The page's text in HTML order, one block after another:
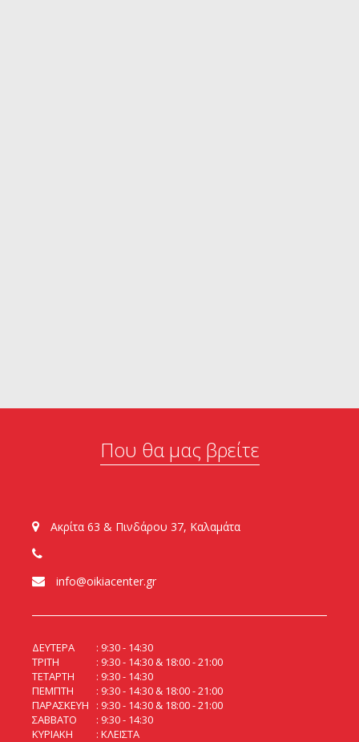
Που θα μας βρείτε
Ακρίτα 63 & Πινδάρου 37, Καλαμάτα
info@oikiacenter.gr
ΔΕΥΤΕΡΑ
9:30 - 14:30
ΤΡΙΤΗ
9:30 - 14:30 & 18:00 - 21:00
ΤΕΤΑΡΤΗ
9:30 - 14:30
ΠΕΜΠΤΗ
9:30 - 14:30 & 18:00 - 21:00
ΠΑΡΑΣΚΕΥΗ
9:30 - 14:30 & 18:00 - 21:00
ΣΑΒΒΑΤΟ
9:30 - 14:30
ΚΥΡΙΑΚΗ
ΚΛΕΙΣΤΑ